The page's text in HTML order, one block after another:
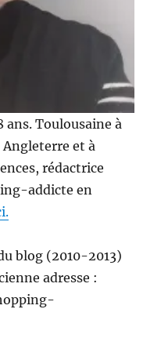
ans. Toulousaine à
et à
rédactrice
addicte en
blog (2010-2013)
adresse :